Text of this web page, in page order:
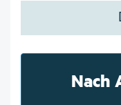
Nach